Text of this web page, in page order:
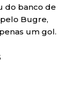
do banco de
pelo Bugre,
um gol.